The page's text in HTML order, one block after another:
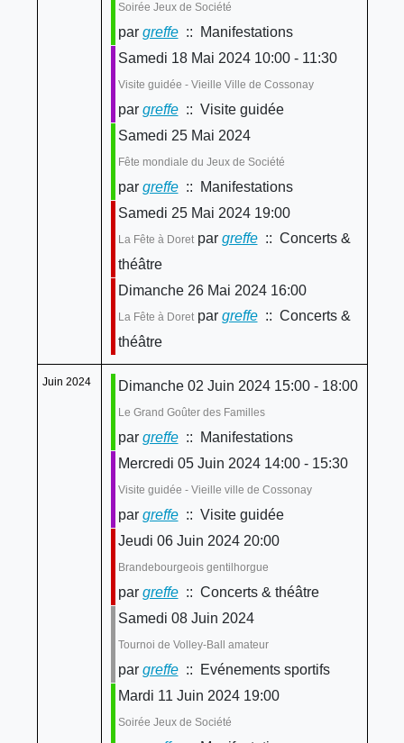
Soirée Jeux de Société
par greffe:: Manifestations
Samedi 18 Mai 2024 10:00 - 11:30
Visite guidée - Vieille Ville de Cossonay
par greffe:: Visite guidée
Samedi 25 Mai 2024
Fête mondiale du Jeux de Société
par greffe:: Manifestations
Samedi 25 Mai 2024 19:00
La Fête à Doretpar greffe:: Concerts &
théâtre
Dimanche 26 Mai 2024 16:00
La Fête à Doretpar greffe:: Concerts &
théâtre
Juin 2024 Dimanche 02 Juin 2024 15:00 - 18:00
Le Grand Goûter des Familles
par greffe:: Manifestations
Mercredi 05 Juin 2024 14:00 - 15:30
Visite guidée - Vieille ville de Cossonay
par greffe:: Visite guidée
Jeudi 06 Juin 2024 20:00
Brandebourgeois gentilhorgue
par greffe:: Concerts & théâtre
Samedi 08 Juin 2024
Tournoi de Volley-Ball amateur
par greffe:: Evénements sportifs
Mardi 11 Juin 2024 19:00
Soirée Jeux de Société